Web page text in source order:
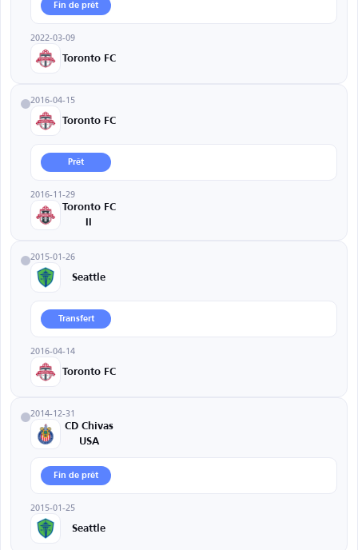
Fin de prêt
2022-03-09
Toronto FC
2016-04-15
Toronto FC
Prêt
2016-11-29
Toronto FC
2015-01-26
Seattle
Transfert
2016-04-14
Toronto FC
2014-12-31
CD Chivas
USA
Fin de prêt
2015-01-25
Seattle